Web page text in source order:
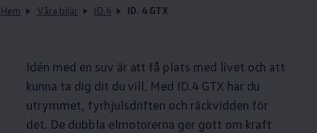
Hem Våra bilar ID.4 ID. 4 GTX
Idén med en suv är att få plats med livet och att
kunna ta dig dit du vill. Med ID.4 GTX har du
utrymmet, fyrhjulsdriften och räckvidden för
det. De dubbla elmotorerna ger gott om kraft